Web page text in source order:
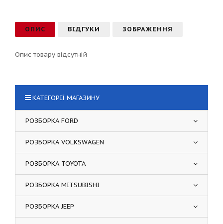
ОПИС ВІДГУКИ ЗОБРАЖЕННЯ
Опис товару відсутній
КАТЕГОРІЇ МАГАЗИНУ
РОЗБОРКА FORD
РОЗБОРКА VOLKSWAGEN
РОЗБОРКА TOYOTA
РОЗБОРКА MITSUBISHI
РОЗБОРКА JEEP